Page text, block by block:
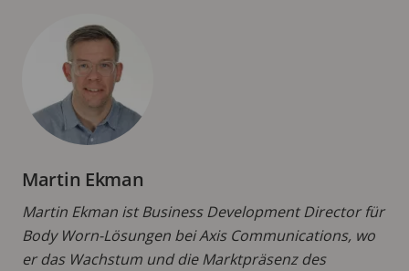
Martin Ekman
Martin Ekman ist Business Development Director für
Body Worn-Lösungen bei Axis Communications, wo
er das Wachstum und die Marktpräsenz des